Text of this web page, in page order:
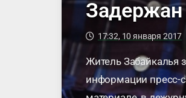
Задержан
17:32, 10 января 2017
Житель Забайкалья
информации пресс-